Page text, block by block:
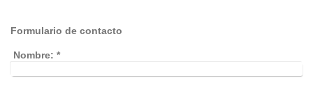
Formulario de contacto
Nombre: *